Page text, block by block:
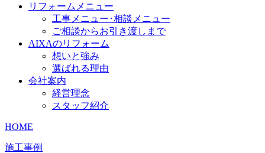
リフォームメニュー
工事メニュー･相談メニュー
ご相談からお引き渡しまで
AIXAのリフォーム
想いと強み
選ばれる理由
会社案内
経営理念
スタッフ紹介
HOME
施工事例